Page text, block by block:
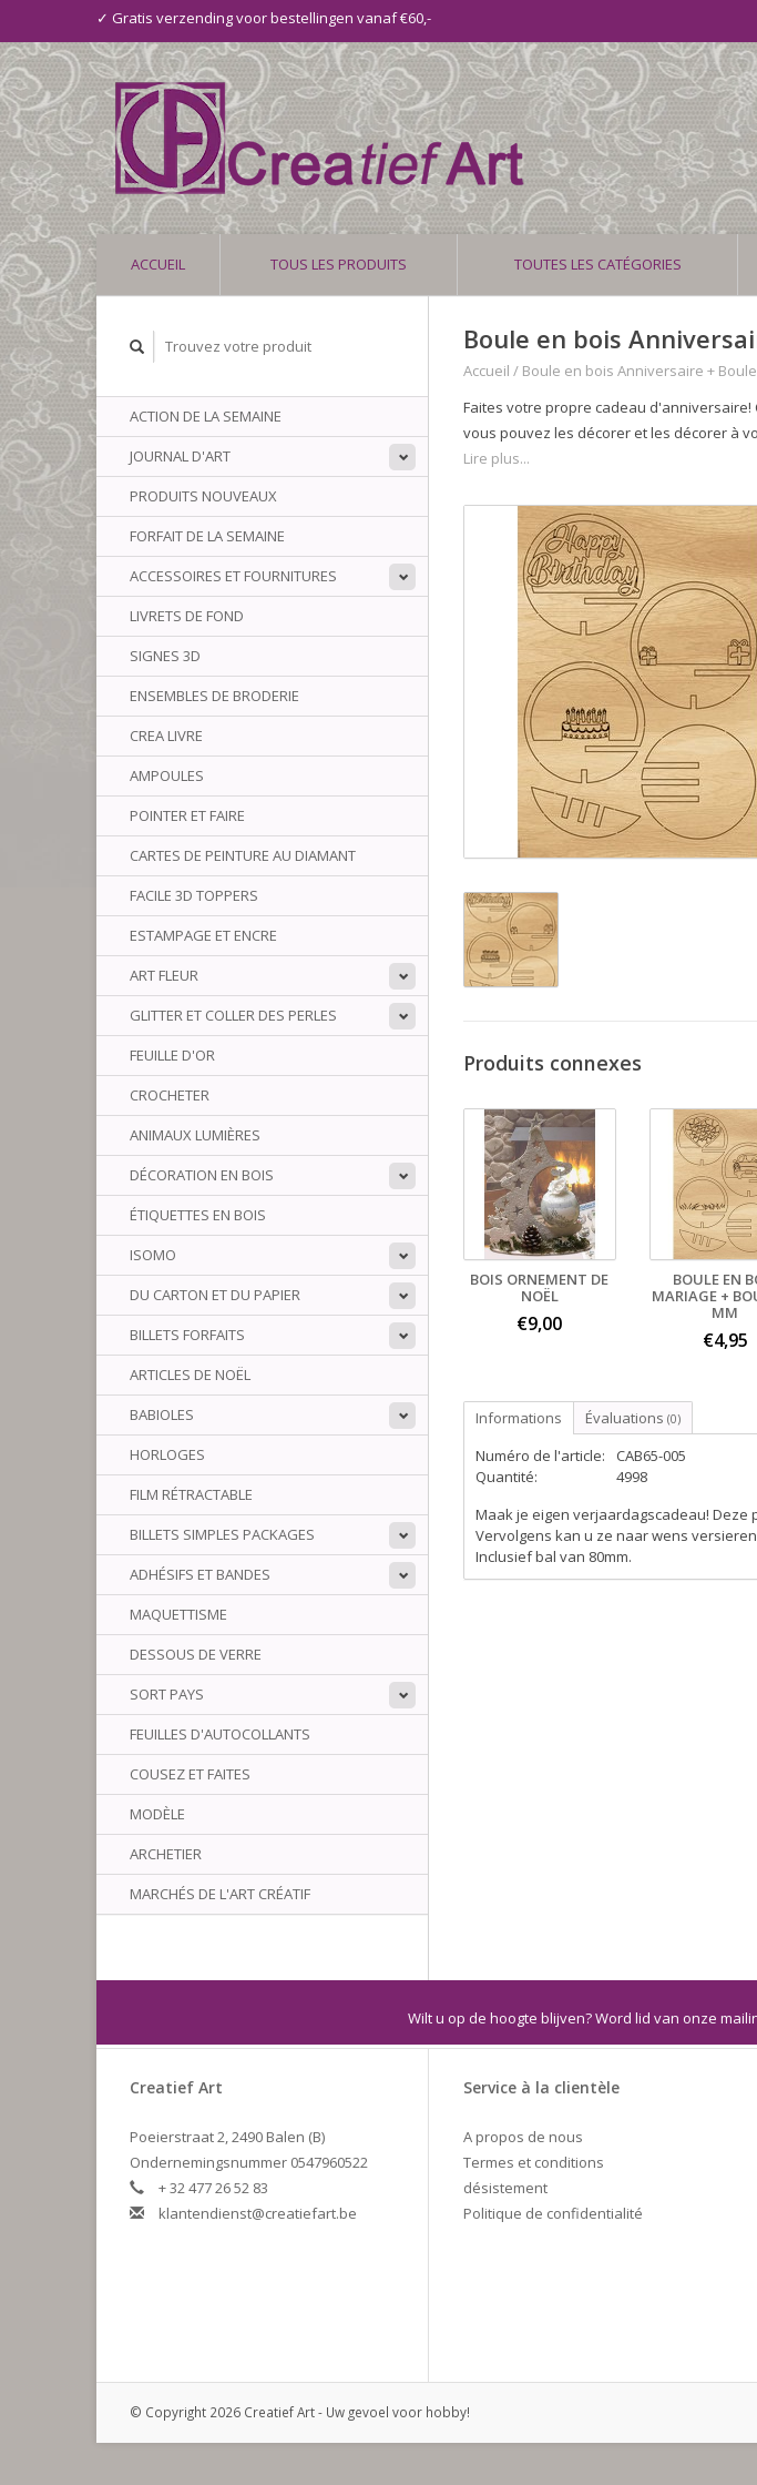
✓ Gratis verzending voor bestellingen vanaf €60,-
ACCUEIL TOUS LES PRODUITS TOUTES LES CATÉGORIES
ACTION DE LA SEMAINE
JOURNAL D'ART
PRODUITS NOUVEAUX
FORFAIT DE LA SEMAINE
ACCESSOIRES ET FOURNITURES
LIVRETS DE FOND
SIGNES 3D
ENSEMBLES DE BRODERIE
CREA LIVRE
AMPOULES
POINTER ET FAIRE
CARTES DE PEINTURE AU DIAMANT
FACILE 3D TOPPERS
ESTAMPAGE ET ENCRE
ART FLEUR
GLITTER ET COLLER DES PERLES
FEUILLE D'OR
CROCHETER
ANIMAUX LUMIÈRES
DÉCORATION EN BOIS
ÉTIQUETTES EN BOIS
ISOMO
DU CARTON ET DU PAPIER
BILLETS FORFAITS
ARTICLES DE NOËL
BABIOLES
HORLOGES
FILM RÉTRACTABLE
BILLETS SIMPLES PACKAGES
ADHÉSIFS ET BANDES
MAQUETTISME
DESSOUS DE VERRE
SORT PAYS
FEUILLES D'AUTOCOLLANTS
COUSEZ ET FAITES
MODÈLE
ARCHETIER
MARCHÉS DE L'ART CRÉATIF
Boule en bois
Accueil / Boule en bois Anniversaire +
Faites votre propre cadeau
vous pouvez les décorer et les décorer à
Lire plus...
Produits connexes
BOIS ORNEMENT DE
NOËL
€9,00
BOULE EN
MARIAGE +
MM
€4,95
Informations Évaluations (0)
Numéro de l'article:
CAB65-005
Quantité:
4998
Maak je eigen verjaardagscadeau!
Vervolgens kan u ze naar wens
Inclusief bal van 80mm.
Wilt u op de hoogte blijven? Word lid van onze
Creatief Art
Poeierstraat 2, 2490 Balen (B)
Ondernemingsnummer 0547960522
+ 32 477 26 52 83
klantendienst@creatiefart.be
Service à la clientèle
A propos de nous
Termes et conditions
désistement
Politique de confidentialité
© Copyright 2026 Creatief Art - Uw gevoel voor hobby!